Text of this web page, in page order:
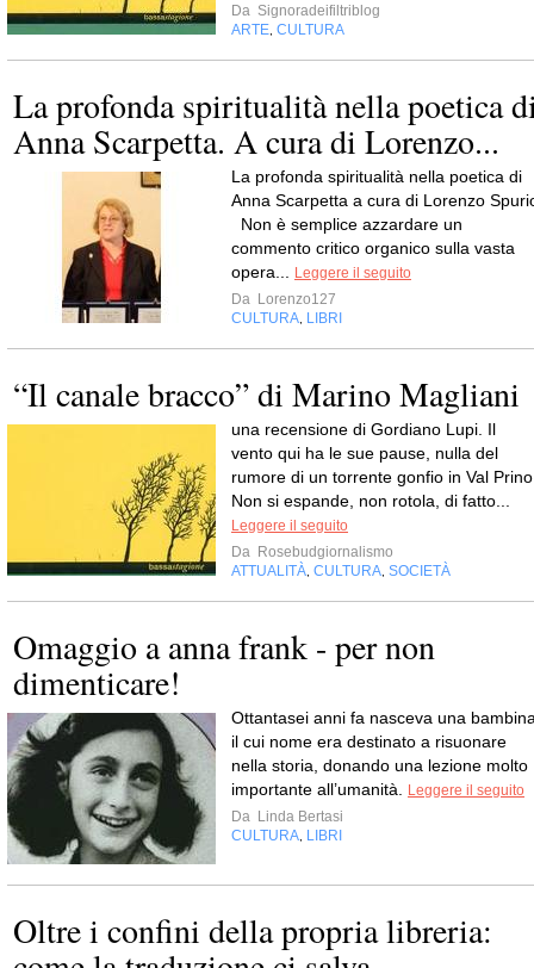
Da Signoradeifiltriblog
ARTE CULTURA
La profonda spiritualità nella poetica
Anna Scarpetta. A cura di Lorenzo...
La profonda spiritualità nella poetica di
Anna Scarpetta a cura di Lorenzo
Non è semplice azzardare un
commento critico organico sulla vasta
opera...
Leggere il seguito
Da Lorenzo127
CULTURA LIBRI
“Il canale bracco” di Marino Magliani
una recensione di Gordiano Lupi. Il
vento qui ha le sue pause, nulla del
rumore di un torrente gonfio in Val
Non si espande, non rotola, di fatto...
Leggere il seguito
Da Rosebudgiornalismo
ATTUALITÀ CULTURA SOCIETÀ
Omaggio a anna frank - per non
dimenticare!
Ottantasei anni fa nasceva una
il cui nome era destinato a risuonare
nella storia, donando una lezione molto
importante all’umanità.
Leggere il seguito
Da Linda Bertasi
CULTURA LIBRI
Oltre i confini della propria libreria: